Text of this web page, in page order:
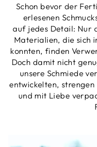
Schon bevor der
erlesenen
auf jedes Detail: Nur
Materialien, die sich
konnten, finden
Doch damit nicht
unsere Schmiede
entwickelten,
und mit Liebe